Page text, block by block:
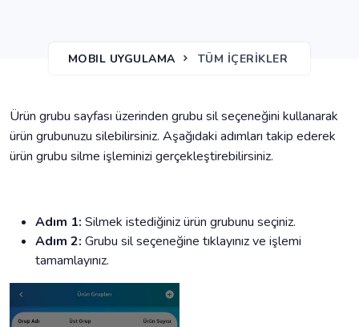
MOBIL UYGULAMA TÜM İÇERİKLER
Ürün grubu sayfası üzerinden grubu sil seçeneğini kullanarak
ürün grubunuzu silebilirsiniz. Aşağıdaki adımları takip ederek
ürün grubu silme işleminizi gerçekleştirebilirsiniz.
Adım 1: Silmek istediğiniz ürün grubunu seçiniz.
Adım 2: Grubu sil seçeneğine tıklayınız ve işlemi
tamamlayınız.